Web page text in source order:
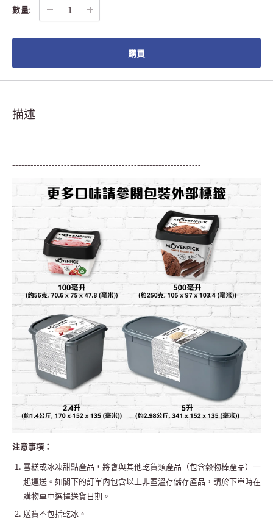
數量:
購買
描述
--------------------------------------------------------------
注意事項：
雪糕或冰凍甜點產品，將會與其他乾貨類產品（包含穀物棒產品）一
起運送。如閣下的訂單內包含以上非室溫存儲存產品，請於下單時在
購物車中選擇送貨日期。
送貨不包括乾冰。